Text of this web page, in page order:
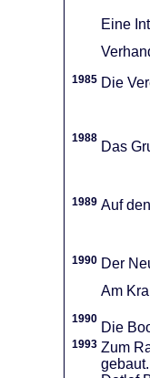
Eine
1985 Die
1988
Das
1989 Auf
1990 Der
Am
1990
Die
1993 Zum
gebaut.